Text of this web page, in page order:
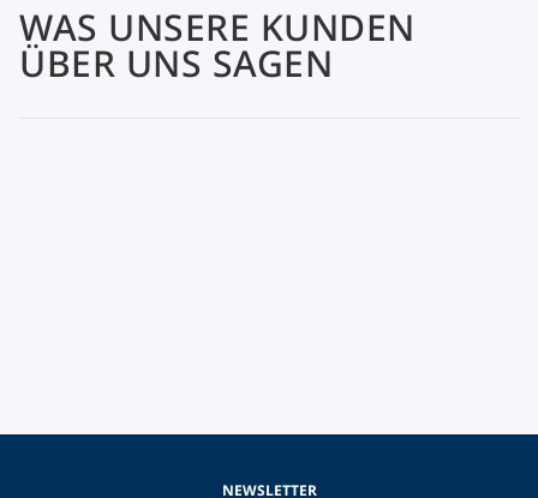
WAS UNSERE KUNDEN
ÜBER UNS SAGEN
NEWSLETTER